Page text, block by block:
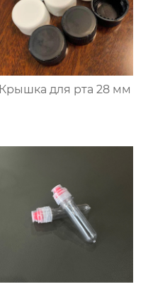
Крышка для рта 28 мм